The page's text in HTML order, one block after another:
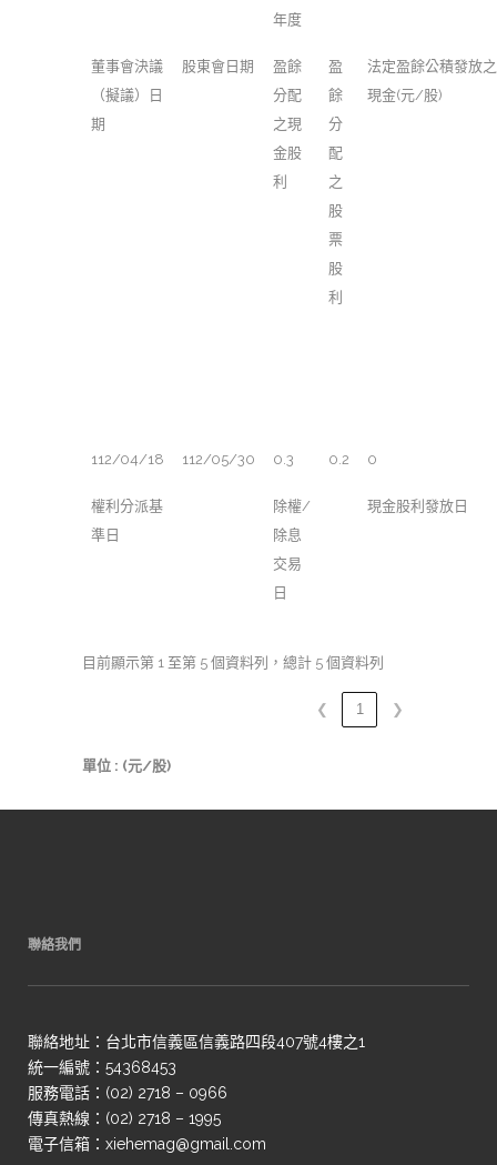
年度
董事會決議
（擬議）日
期
股東會日期
盈餘
分配
之現
金股
利
盈
餘
分
配
之
股
票
股
利
法定盈餘公積發放之
現金(元/股)
112/04/18 112/05/30 0.3 0.2 0
權利分派基
準日
除權/
除息
交易
日
現金股利發放日
目前顯示第 1 至第 5 個資料列，總計 5 個資料列
❮ 1 ❯
單位 : (元/股)
聯絡我們
聯絡地址：台北市信義區信義路四段407號4樓之1
統一編號：54368453
服務電話：(02) 2718 – 0966
傳真熱線：(02) 2718 – 1995
電子信箱：xiehemag@gmail.com